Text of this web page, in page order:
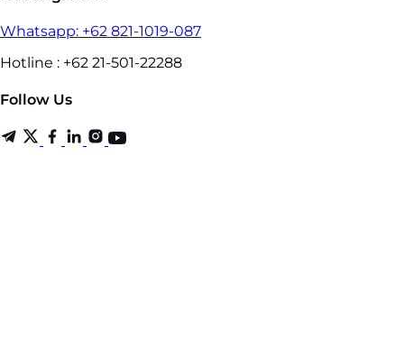
Whatsapp: +62 821-1019-087
Hotline : +62 21-501-22288
Follow Us